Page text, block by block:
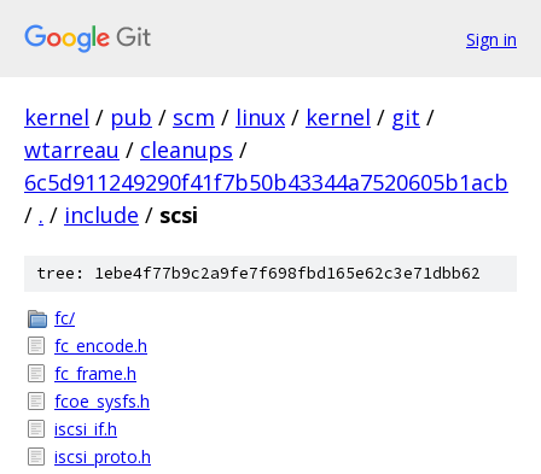
Sign in
kernel / pub / scm / linux / kernel / git /
wtarreau / cleanups /
6c5d911249290f41f7b50b43344a7520605b1acb
/ . / include / scsi
tree: 1ebe4f77b9c2a9fe7f698fbd165e62c3e71dbb62
fc/
fc_encode.h
fc_frame.h
fcoe_sysfs.h
iscsi_if.h
iscsi_proto.h